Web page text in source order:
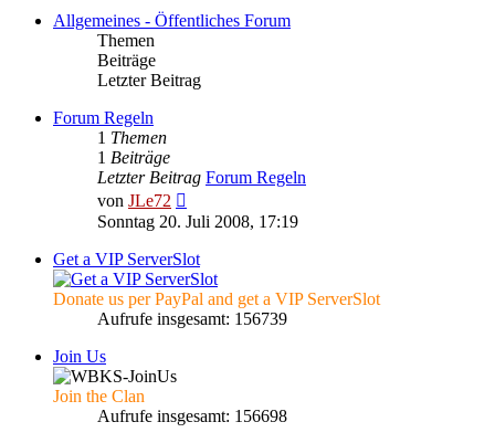
Allgemeines - Öffentliches Forum
Themen
Beiträge
Letzter Beitrag
Forum Regeln
1 Themen
1 Beiträge
Letzter Beitrag Forum Regeln
von JLe72
Beitrag
Sonntag 20. Juli 2008, 17:19
Get a VIP ServerSlot
Donate us per PayPal and get a VIP ServerSlot
Aufrufe insgesamt: 156739
Join Us
Join the Clan
Aufrufe insgesamt: 156698